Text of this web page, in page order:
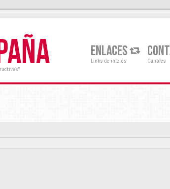
ENLACES
Links de interés Canales